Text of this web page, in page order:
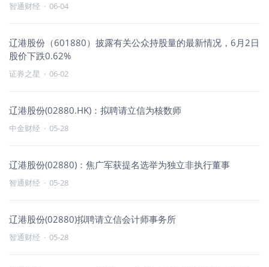
智通财经 · 06-04
辽港股份（601880）披露有关公众持股量的最新情况，6月2日
股价下跌0.62%
证券之星 · 06-02
辽港股份(02880.HK)：拟聘请立信为核数师
中金财经 · 05-28
辽港股份(02880)：焦广军获提名选举为独立非执行董事
智通财经 · 05-28
辽港股份(02880)拟聘请立信会计师事务所
智通财经 · 05-28